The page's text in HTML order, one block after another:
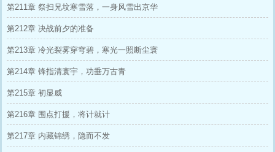
第211章 祭扫兄坟寒雪落，一身风雪出京华
第212章 决战前夕的准备
第213章 冷光裂雾穿穹碧，寒光一照断尘寰
第214章 锋指清寰宇，功垂万古青
第215章 初显威
第216章 围点打援，将计就计
第217章 内藏锦绣，隐而不发